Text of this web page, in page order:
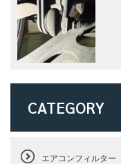
CATEGORY
エアコンフィルター